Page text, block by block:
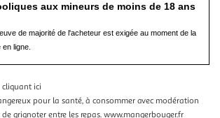
aux mineurs de moins de 18 ans
de majorité de l'acheteur est exigée au moment de la
ligne.
cliquant ici
pour la santé, à consommer avec modération
grignoter entre les repas. www.mangerbouger.fr